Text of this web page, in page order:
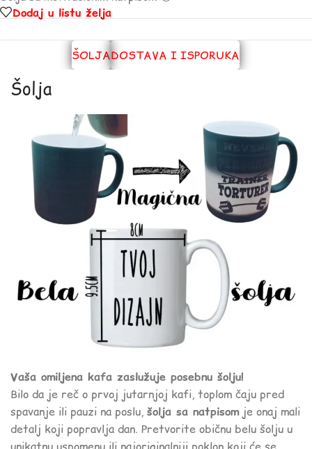
Dodaj u listu želja
ŠOLJADOSTAVA I ISPORUKA
Šolja
Vaša omiljena kafa zaslužuje posebnu šolju!
Bilo da je reč o prvoj jutarnjoj kafi, toplom čaju pred
spavanje ili pauzi na poslu, šolja sa natpisomje onaj mali
detalj koji popravlja dan. Pretvorite običnu belu šolju u